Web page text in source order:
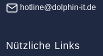
hotline@dolphin-it.de
Nützliche Links